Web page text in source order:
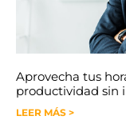
Aprovecha tus
productividad sin
LEER MÁS >